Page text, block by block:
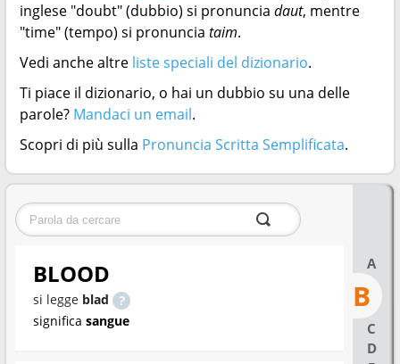
inglese "doubt" (dubbio) si pronuncia daut, mentre
"time" (tempo) si pronuncia taim.
Vedi anche altre liste speciali del dizionario.
Ti piace il dizionario, o hai un dubbio su una delle
parole? Mandaci un email.
Scopri di più sulla Pronuncia Scritta Semplificata.
A
B
C
D
BLOOD
si legge blad
significa sangue